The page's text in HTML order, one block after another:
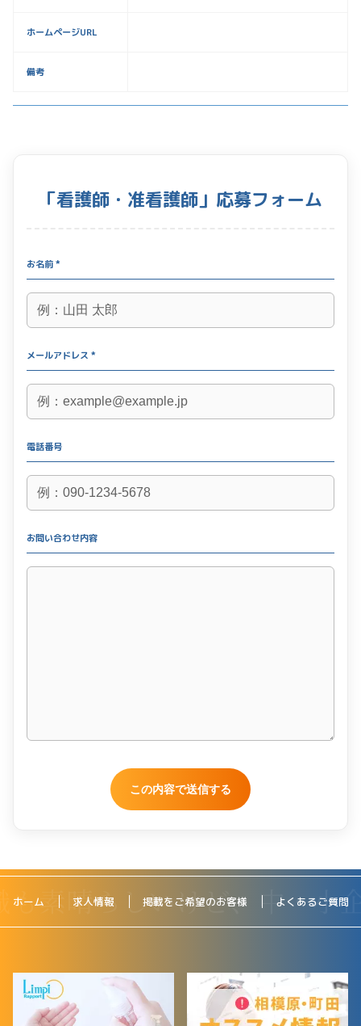
ホームページURL
備考
「看護師・准看護師」応募フォーム
お名前 *
メールアドレス *
電話番号
お問い合わせ内容
ホーム 求人情報 掲載をご希望のお客様 よくあるご質問